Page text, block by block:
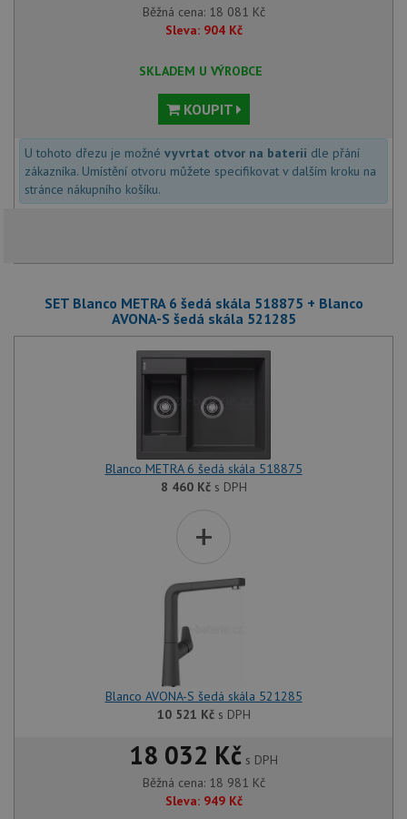
Běžná cena: 18 081 Kč
Sleva: 904 Kč
SKLADEM U VÝROBCE
KOUPIT
U tohoto dřezu je možné vyvrtat otvor na baterii dle přání
zákazníka. Umístění otvoru můžete specifikovat v dalším kroku na
stránce nákupního košíku.
SET Blanco METRA 6 šedá skála 518875 + Blanco
AVONA-S šedá skála 521285
Blanco METRA 6 šedá skála 518875
8 460 Kčs DPH
+
Blanco AVONA-S šedá skála 521285
10 521 Kčs DPH
18 032 Kč s DPH
Běžná cena: 18 981 Kč
Sleva: 949 Kč